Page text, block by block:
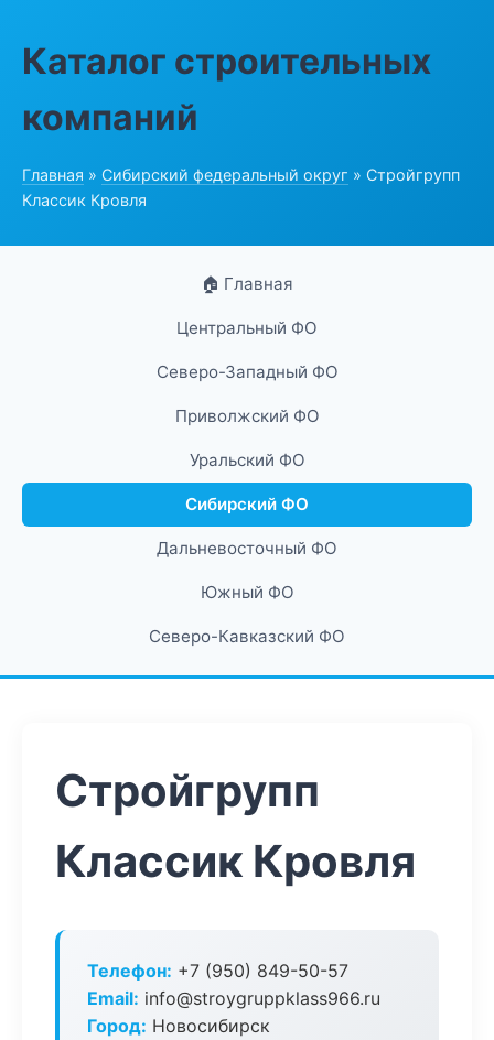
Каталог строительных
компаний
Главная » Сибирский федеральный округ » Стройгрупп
Классик Кровля
🏠 Главная
Центральный ФО
Северо-Западный ФО
Приволжский ФО
Уральский ФО
Сибирский ФО
Дальневосточный ФО
Южный ФО
Северо-Кавказский ФО
Стройгрупп
Классик Кровля
Телефон: +7 (950) 849-50-57
Email: info@stroygruppklass966.ru
Город: Новосибирск